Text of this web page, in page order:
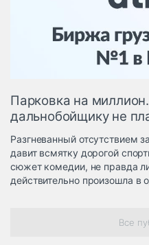
Парковка на
дальнобойщику не
Разгневанный отсутствием
давит всмятку дорогой
сюжет комедии, не правда
действительно произошла
Все